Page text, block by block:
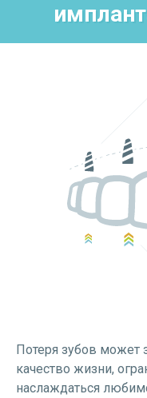
Потеря зубов может
качество жизни,
наслаждаться